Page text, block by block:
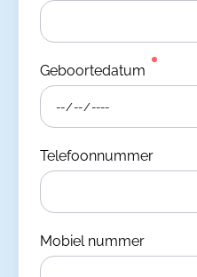
Geboortedatum
Telefoonnummer
Mobiel nummer